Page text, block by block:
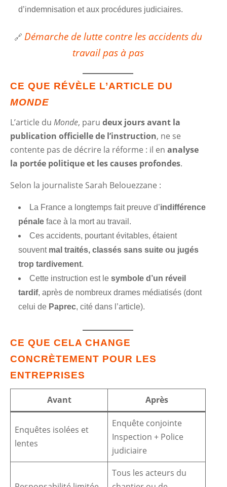
d’indemnisation et aux procédures judiciaires.
🔗 Démarche de lutte contre les accidents du
travail pas à pas
CE QUE RÉVÈLE L’ARTICLE DU
MONDE
L’article duMonde, parudeux jours avant la
publication officielle de l’instruction, ne se
contente pas de décrire la réforme : il enanalyse
la portée politique et les causes profondes.
Selon la journaliste Sarah Belouezzane :
La France a longtemps fait preuve d’indifférence
pénale face à la mort au travail.
Ces accidents, pourtant évitables, étaient
souvent mal traités, classés sans suite ou jugés
trop tardivement.
Cette instruction est lesymbole d’un réveil
tardif, après de nombreux drames médiatisés (dont
celui de Paprec, cité dans l’article).
CE QUE CELA CHANGE
CONCRÈTEMENT POUR LES
ENTREPRISES
Avant Après
Enquêtes isolées et
lentes
Enquête conjointe
Inspection + Police
judiciaire
Tous les acteurs du